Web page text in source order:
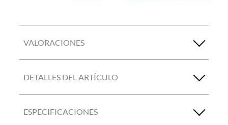
VALORACIONES
DETALLES DEL ARTÍCULO
ESPECIFICACIONES